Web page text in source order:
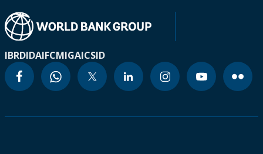
IBRDIDAIFCMIGAICSID